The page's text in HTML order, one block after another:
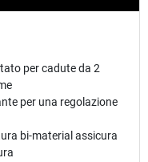
per cadute da 2
per una regolazione
bi-material assicura